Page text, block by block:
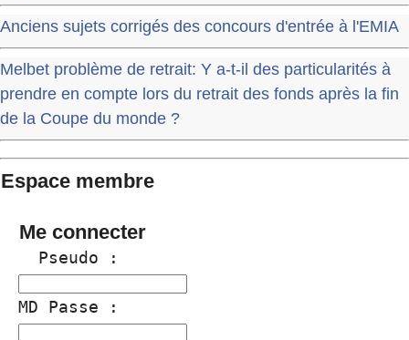
Anciens sujets corrigés des concours d'entrée à l'EMIA
Melbet problème de retrait: Y a-t-il des particularités à
prendre en compte lors du retrait des fonds après la fin
de la Coupe du monde ?
Espace membre
Me connecter
  Pseudo :
MD Passe :